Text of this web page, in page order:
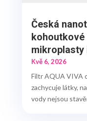
Česká
mikroplasty
Kvě 6, 2026
Filtr AQUA VIVA
zachycuje látky,
vody nejsou